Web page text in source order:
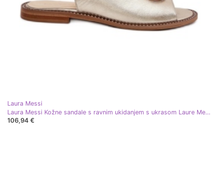
Laura Messi
Laura Messi Kožne sandale s ravnim ukidanjem s ukrasom Laure Messi 2865 Zlotys zlatni
106,94 €